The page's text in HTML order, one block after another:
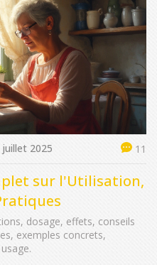
juillet 2025 11
sur l'Utilisation,
dosage, effets, conseils
exemples concrets,